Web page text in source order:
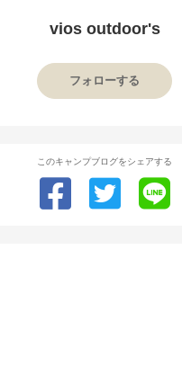
vios outdoor's
フォローする
このキャンプブログをシェアする